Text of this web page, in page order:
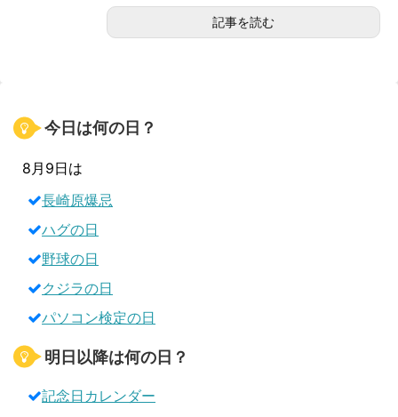
記事を読む
今日は何の日？
8月9日は
長崎原爆忌
ハグの日
野球の日
クジラの日
パソコン検定の日
明日以降は何の日？
記念日カレンダー